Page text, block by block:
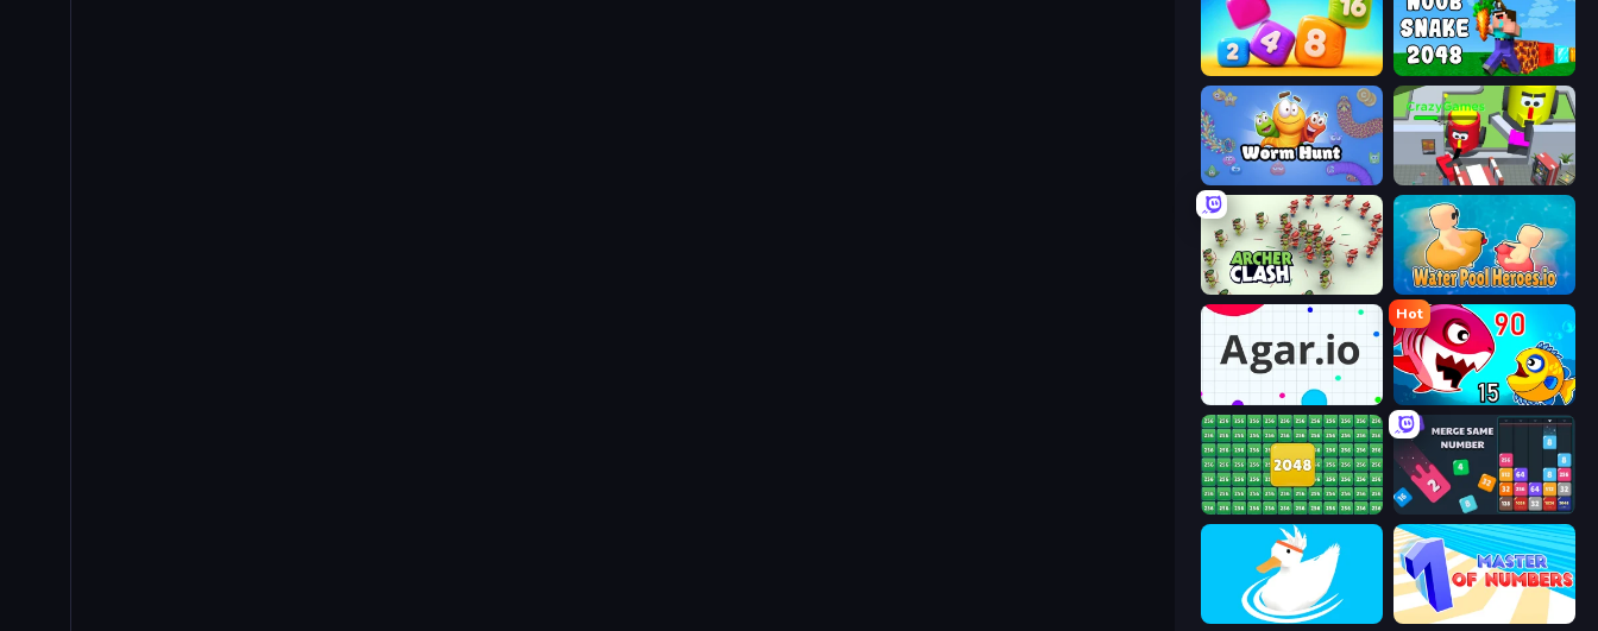
Number Blast 2048 Noob Snake 2048
Worm Hunt CleanUp.IO
Archer Clash Water Pool Heroes.io
Agar.io
Hot
Fish Eat Getting Big
2048 Merge Blocks Drop & Merge the Numbers
Ducklings Master of Numbers